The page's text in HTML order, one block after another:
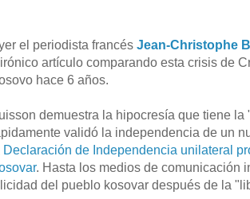
el periodista francés Jean-Christophe
artículo comparando esta crisis de
hace 6 años.
demuestra la hipocresía que tiene
validó la independencia de un
Declaración de Independencia unilateral
. Hasta los medios de comunicación
del pueblo kosovar después de la